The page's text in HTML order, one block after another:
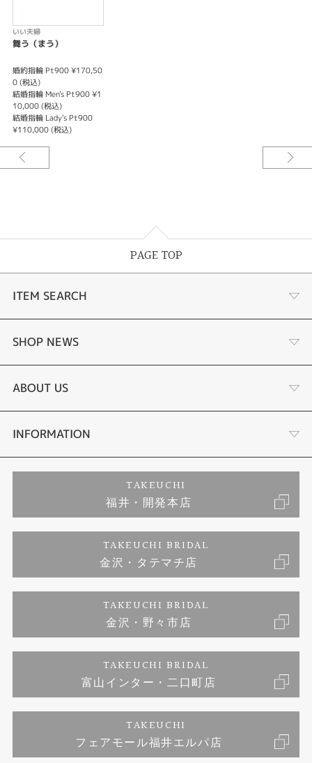
いい夫婦
舞う（まう）
婚約指輪 Pt900 ¥170,50
0 (税込)
結婚指輪 Men's Pt900 ¥1
10,000 (税込)
結婚指輪 Lady's Pt900
¥110,000 (税込)
PAGE TOP
ITEM SEARCH
婚約指輪
結婚指輪
セットリング
エタニティリング
婚約ネックレス
SHOP NEWS
サプライズプロポーズ相談室
ダイヤモンドカッターブランド
アフターメンテナンス
富山指輪工房｜手作りペアリング
富山指輪工房｜手作り結婚指輪 and 婚約指輪
富山指輪工房｜手作り婚約指輪プロポーズプラン
ABOUT US
店舗情報
お問い合わせ
INFORMATION
プライバシーポリシー
TAKEUCHI
福井・開発本店
TAKEUCHI BRIDAL
金沢・タテマチ店
TAKEUCHI BRIDAL
金沢・野々市店
TAKEUCHI BRIDAL
富山インター・二口町店
TAKEUCHI
フェアモール福井エルパ店